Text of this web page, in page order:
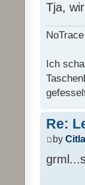
Tja,
Ich
Re:
by